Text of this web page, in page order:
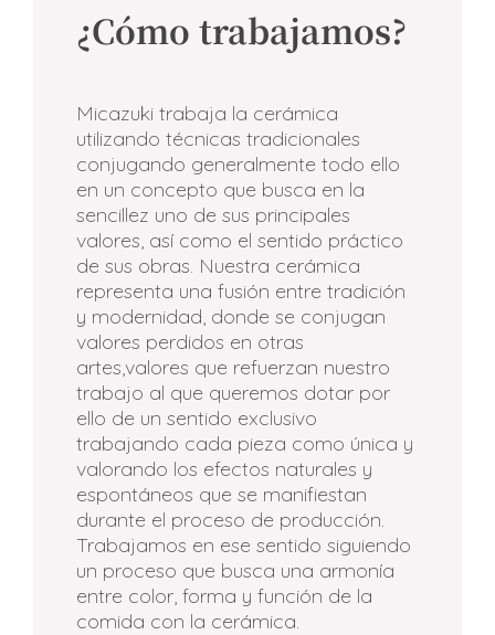
¿Cómo trabajamos?
Micazuki trabaja la cerámica
utilizando técnicas tradicionales
conjugando generalmente todo ello
en un concepto que busca en la
sencillez uno de sus principales
valores, así como el sentido práctico
de sus obras. Nuestra cerámica
representa una fusión entre tradición
y modernidad, donde se conjugan
valores perdidos en otras
artes,valores que refuerzan nuestro
trabajo al que queremos dotar por
ello de un sentido exclusivo
trabajando cada pieza como única y
valorando los efectos naturales y
espontáneos que se manifiestan
durante el proceso de producción.
Trabajamos en ese sentido siguiendo
un proceso que busca una armonía
entre color, forma y función de la
comida con la cerámica.